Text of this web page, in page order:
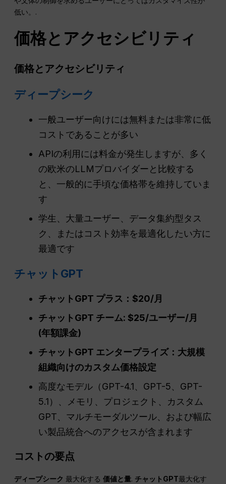
低い。.
価格とアクセシビリティ
価格とアクセシビリティ
ディープシーク
一般ユーザー向けには無料または非常に低
コストであることが多い
APIの利用には料金が発生しますが、多く
の欧米のLLMプロバイダーと比較する
と、一般的に手頃な価格帯を維持していま
す
学生、大量ユーザー、データ集約型タス
ク、またはコスト効率を最適化したい方に
最適です
チャットGPT
チャットGPT プラス：$20/月
チャットGPT チーム: $25/ユーザー/月
(年額課金)
チャットGPT エンタープライズ：大規模
組織向けのカスタム価格設定
高度なモデル（GPT-4.1、GPT-5、GPT-
5.1）、メモリ、プロジェクト、カスタム
GPT、マルチモーダルツール、および幅広
い製品統合へのアクセスが含まれます
コストの要点
ディープシーク 最大化する価値と量. チャットGPT最大化す